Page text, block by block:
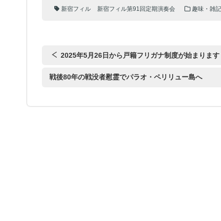
新宿フィル 新宿フィル第91回定期演奏会 趣味・雑記
2025年5月26日から戸籍フリガナ制度が始まります
戦後80年の戦没者慰霊でパラオ・ペリリュー島へ